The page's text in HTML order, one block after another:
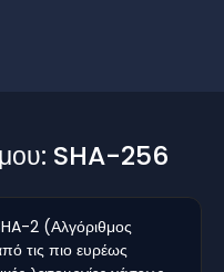
SHA-256
2 (Αλγόριθμος
τις πιο ευρέως